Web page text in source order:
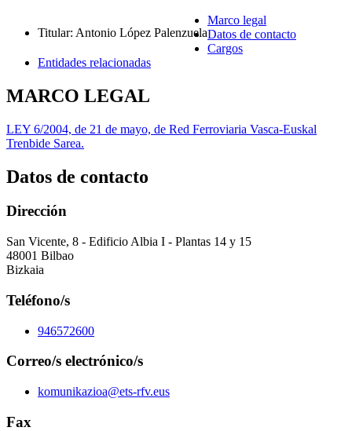
Titular: Antonio López Palenzuela
Marco legal
Datos de contacto
Cargos
Entidades relacionadas
MARCO LEGAL
LEY 6/2004, de 21 de mayo, de Red Ferroviaria Vasca-Euskal
Trenbide Sarea.
Datos de contacto
Dirección
San Vicente, 8 - Edificio Albia I - Plantas 14 y 15
48001 Bilbao
Bizkaia
Teléfono/s
946572600
Correo/s electrónico/s
komunikazioa@ets-rfv.eus
Fax